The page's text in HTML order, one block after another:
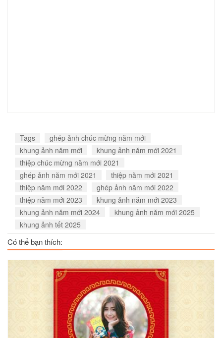
Tags
ghép ảnh chúc mừng năm mới
khung ảnh năm mới
khung ảnh năm mới 2021
thiệp chúc mừng năm mới 2021
ghép ảnh năm mới 2021
thiệp năm mới 2021
thiệp năm mới 2022
ghép ảnh năm mới 2022
thiệp năm mới 2023
khung ảnh năm mới 2023
khung ảnh năm mới 2024
khung ảnh năm mới 2025
khung ảnh tết 2025
Có thể bạn thích: